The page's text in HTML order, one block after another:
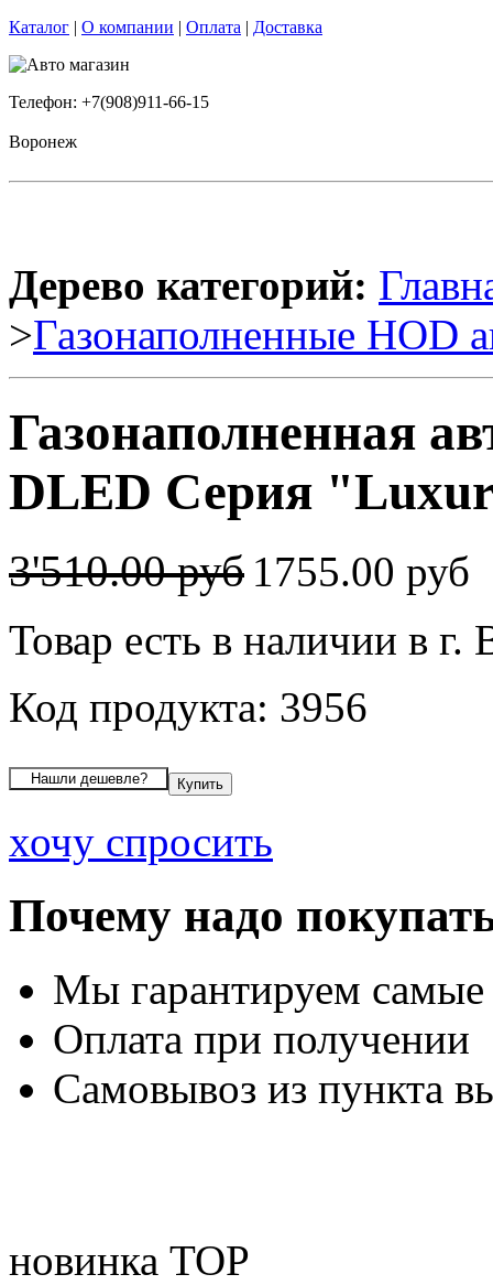
Каталог | О компании | Оплата | Доставка
Телефон: +7(908)911-66-15
Воронеж
Дерево категорий:
>Газонаполненные HOD
Газонаполненная
DLED Серия
3'510.00 руб 1755.00 руб
Товар есть в наличии в г.
Код продукта: 3956
хочу спросить
Почему надо
Мы гарантируем
Оплата при получении
Самовывоз из пункта
новинка TOP